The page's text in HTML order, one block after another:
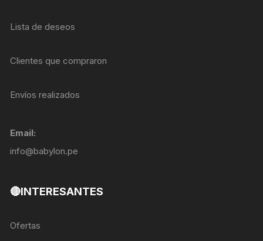
Lista de deseos
Clientes que compraron
Envíos realizados
Email:
info@babylon.pe
🔴INTERESANTES
Ofertas